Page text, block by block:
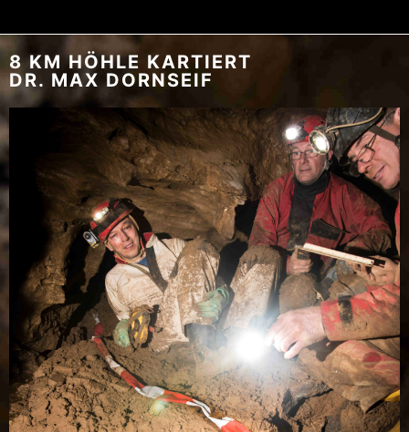
8 KM HÖHLE KARTIERT
DR. MAX DORNSEIF